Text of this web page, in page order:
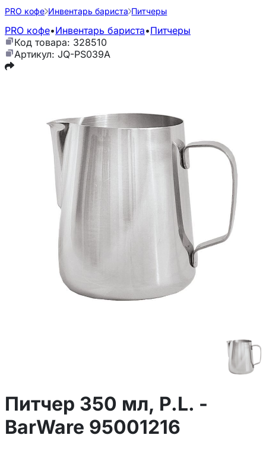
PRO кофе Инвентарь бариста Питчеры
PRO кофе•Инвентарь бариста•Питчеры
Код товара: 328510
Артикул: JQ-PS039A
Питчер 350 мл, P.L. -
BarWare 95001216